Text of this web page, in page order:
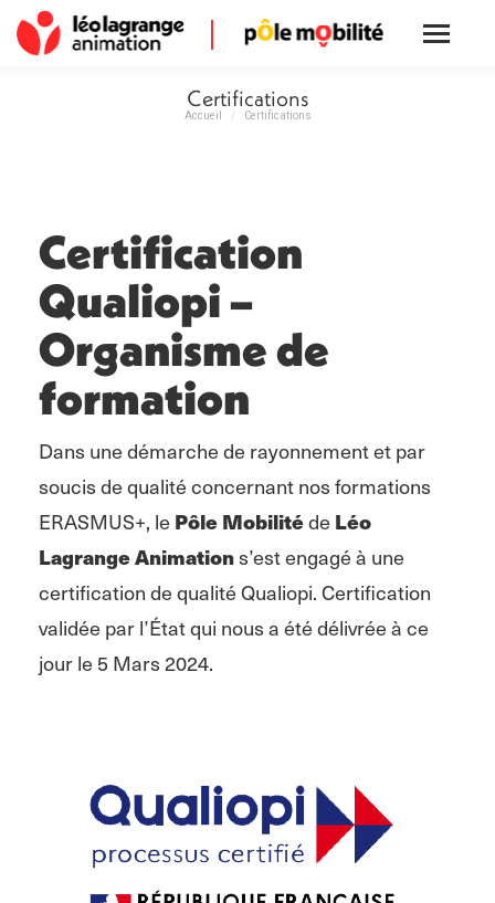
Certifications
Vous êtes ici :
Accueil Certifications
Certification
Qualiopi –
Organisme de
formation
Dans une démarche de rayonnement et par
soucis de qualité concernant nos formations
ERASMUS+, le Pôle Mobilitéde Léo
Lagrange Animations’est engagé à une
certification de qualité Qualiopi. Certification
validée par l’État qui nous a été délivrée à ce
jour le 5 Mars 2024.